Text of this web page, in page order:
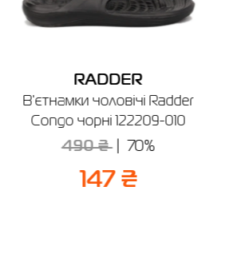
RADDER
В'єтнамки чоловічі Radder
Congo чорні 122209-010
490 ₴ 70%
147 ₴